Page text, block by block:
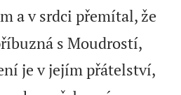
a v srdci přemítal, že
s Moudrostí,
je v jejím přátelství,